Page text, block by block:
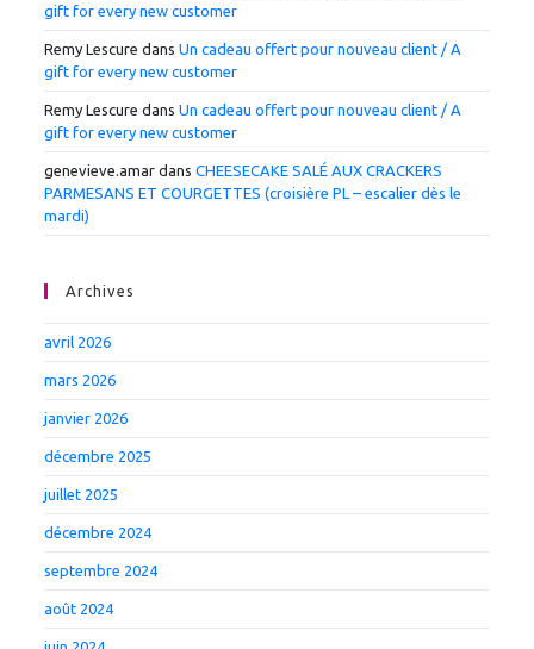
gift for every new customer
Remy Lescure dansUn cadeau offert pour nouveau client / A
gift for every new customer
Remy Lescure dansUn cadeau offert pour nouveau client / A
gift for every new customer
genevieve.amar dansCHEESECAKE SALÉ AUX CRACKERS
PARMESANS ET COURGETTES (croisière PL – escalier dès le
mardi)
Archives
avril 2026
mars 2026
janvier 2026
décembre 2025
juillet 2025
décembre 2024
septembre 2024
août 2024